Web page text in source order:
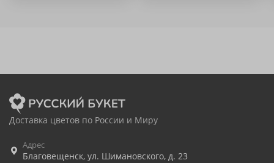
Доставка цветов по России и Миру
Адрес
Благовещенск, ул. Шимановского, д. 23